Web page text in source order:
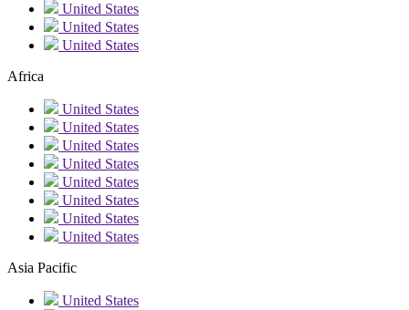
United States
United States
United States
Africa
United States
United States
United States
United States
United States
United States
United States
United States
Asia Pacific
United States